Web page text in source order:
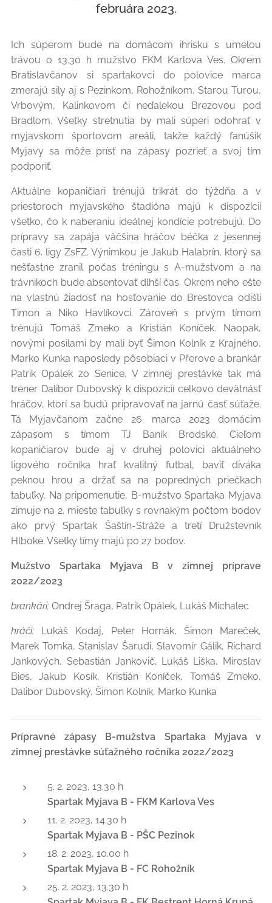
februára 2023.
Ich súperom bude na domácom ihrisku s umelou
trávou o 13.30 h mužstvo FKM Karlova Ves. Okrem
Bratislavčanov si spartakovci do polovice marca
zmerajú sily aj s Pezinkom, Rohožníkom, Starou Turou,
Vrbovým, Kalinkovom či neďalekou Brezovou pod
Bradlom. Všetky stretnutia by mali súperi odohrať v
myjavskom športovom areáli, takže každý fanúšik
Myjavy sa môže prísť na zápasy pozrieť a svoj tím
podporiť.
Aktuálne kopaničiari trénujú trikrát do týždňa a v
priestoroch myjavského štadióna majú k dispozícií
všetko, čo k naberaniu ideálnej kondície potrebujú. Do
prípravy sa zapája väčšina hráčov béčka z jesennej
časti 6. ligy ZsFZ. Výnimkou je Jakub Halabrín, ktorý sa
nešťastne zranil počas tréningu s A-mužstvom a na
trávnikoch bude absentovať dlhší čas. Okrem neho ešte
na vlastnú žiadosť na hosťovanie do Brestovca odišli
Timon a Niko Havlíkovci. Zároveň s prvým tímom
trénujú Tomáš Zmeko a Kristián Koníček. Naopak,
novými posilami by mali byť Šimon Kolník z Krajného,
Marko Kunka naposledy pôsobiaci v Přerove a brankár
Patrik Opálek zo Senice. V zimnej prestávke tak má
tréner Dalibor Dubovský k dispozícií celkovo devätnásť
hráčov, ktorí sa budú pripravovať na jarnú časť súťaže.
Tá Myjavčanom začne 26. marca 2023 domácim
zápasom s tímom TJ Baník Brodské. Cieľom
kopaničiarov bude aj v druhej polovici aktuálneho
ligového ročníka hrať kvalitný futbal, baviť diváka
peknou hrou a držať sa na popredných priečkach
tabuľky. Na pripomenutie, B-mužstvo Spartaka Myjava
zimuje na 2. mieste tabuľky s rovnakým počtom bodov
ako prvý Spartak Šaštín-Stráže a tretí Družstevník
Hlboké. Všetky tímy majú po 27 bodov.
Mužstvo Spartaka Myjava B v zimnej príprave
2022/2023
brankári: Ondrej Šraga, Patrik Opálek, Lukáš Michalec
hráči: Lukáš Kodaj, Peter Hornák, Šimon Mareček,
Marek Tomka, Stanislav Šarudi, Slavomír Gálik, Richard
Jankových, Sebastián Jankovič, Lukáš Liška, Miroslav
Bies, Jakub Kosík, Kristián Koníček, Tomáš Zmeko,
Dalibor Dubovský, Šimon Kolník, Marko Kunka
Prípravné zápasy B-mužstva Spartaka Myjava v
zimnej prestávke súťažného ročníka 2022/2023
5. 2. 2023, 13.30 h
Spartak Myjava B - FKM Karlova Ves
11. 2. 2023, 14.30 h
Spartak Myjava B - PŠC Pezinok
18. 2. 2023, 10.00 h
Spartak Myjava B - FC Rohožník
25. 2. 2023, 13.30 h